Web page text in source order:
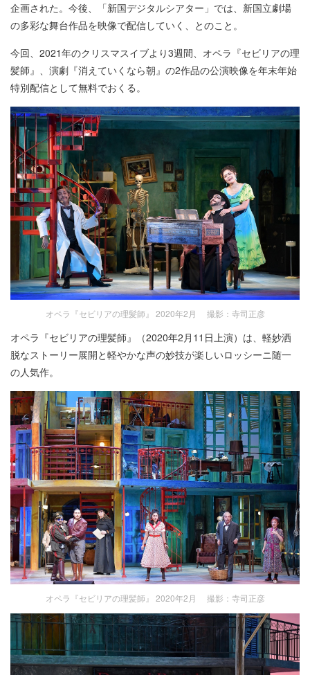
企画された。今後、「新国デジタルシアター」では、新国立劇場
の多彩な舞台作品を映像で配信していく、とのこと。
今回、2021年のクリスマスイブより3週間、オペラ『セビリアの理
髪師』、演劇『消えていくなら朝』の2作品の公演映像を年末年始
特別配信として無料でおくる。
オペラ『セビリアの理髪師』 2020年2月 撮影：寺司正彦
オペラ『セビリアの理髪師』（2020年2月11日上演）は、軽妙洒
脱なストーリー展開と軽やかな声の妙技が楽しいロッシーニ随一
の人気作。
オペラ『セビリアの理髪師』 2020年2月 撮影：寺司正彦